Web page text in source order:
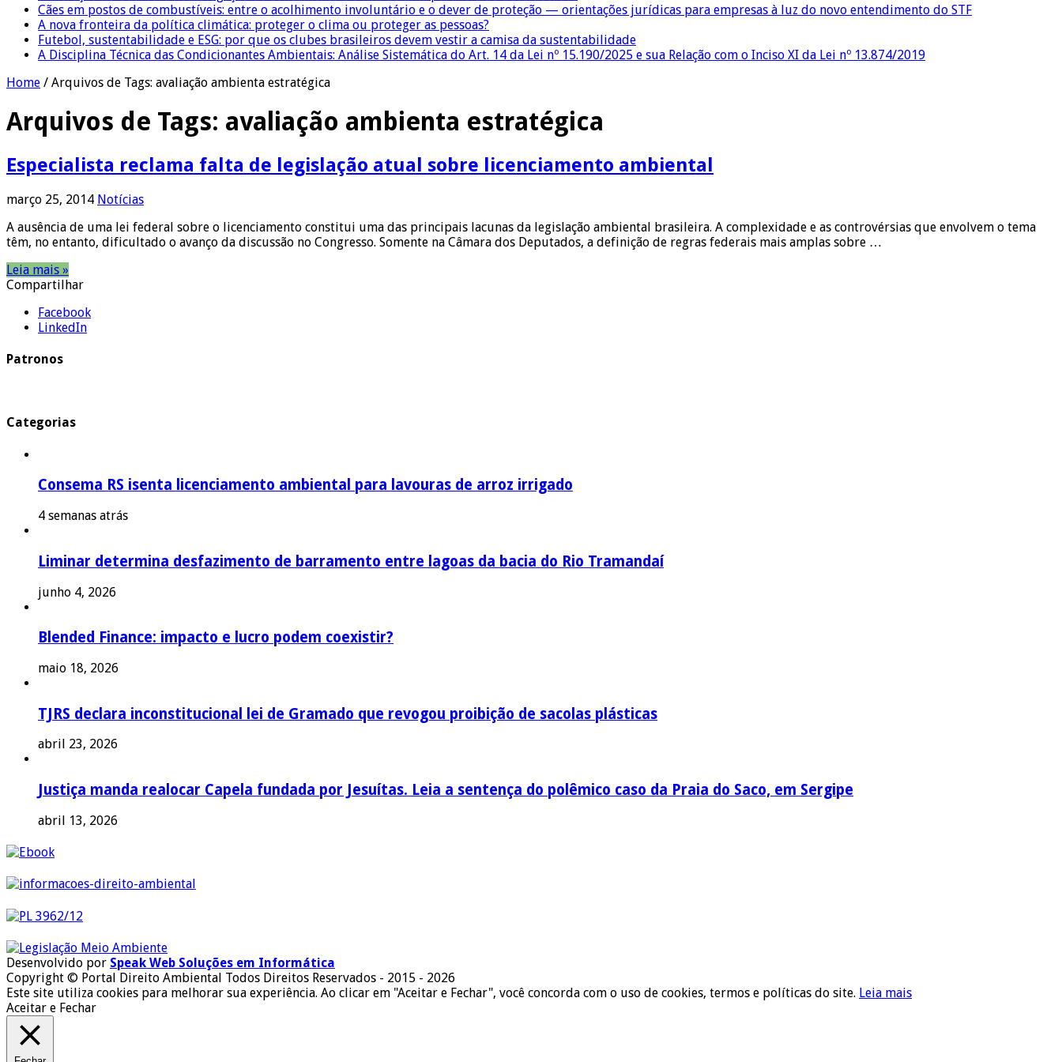
Cães em postos de combustíveis: entre o acolhimento involuntário e o dever de proteção — orientações jurídicas para empresas à luz do novo entendimento do STF
A nova fronteira da política climática: proteger o clima ou proteger as pessoas?
Futebol, sustentabilidade e ESG: por que os clubes brasileiros devem vestir a camisa da sustentabilidade
A Disciplina Técnica das Condicionantes Ambientais: Análise Sistemática do Art. 14 da Lei nº 15.190/2025 e sua Relação com o Inciso XI da Lei nº 13.874/2019
Home / Arquivos de Tags: avaliação ambienta estratégica
Arquivos de Tags: avaliação ambienta estratégica
Especialista reclama falta de legislação atual sobre licenciamento ambiental
março 25, 2014 Notícias
A ausência de uma lei federal sobre o licenciamento constitui uma das principais lacunas da legislação ambiental brasileira. A complexidade e as controvérsias que envolvem o tema
têm, no entanto, dificultado o avanço da discussão no Congresso. Somente na Câmara dos Deputados, a definição de regras federais mais amplas sobre …
Leia mais »
Compartilhar
Facebook
LinkedIn
Patronos
Categorias
Consema RS isenta licenciamento ambiental para lavouras de arroz irrigado
4 semanas atrás
Liminar determina desfazimento de barramento entre lagoas da bacia do Rio Tramandaí
junho 4, 2026
Blended Finance: impacto e lucro podem coexistir?
maio 18, 2026
TJRS declara inconstitucional lei de Gramado que revogou proibição de sacolas plásticas
abril 23, 2026
Justiça manda realocar Capela fundada por Jesuítas. Leia a sentença do polêmico caso da Praia do Saco, em Sergipe
abril 13, 2026
Desenvolvido por Speak Web Soluções em Informática
Copyright © Portal Direito Ambiental Todos Direitos Reservados - 2015 - 2026
Este site utiliza cookies para melhorar sua experiência. Ao clicar em "Aceitar e Fechar", você concorda com o uso de cookies, termos e políticas do site. Leia mais
Aceitar e Fechar